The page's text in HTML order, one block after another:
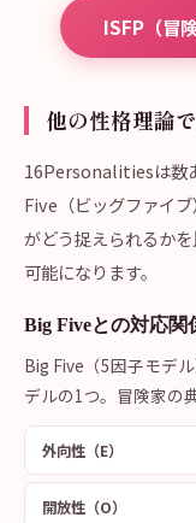
ISFP（冒
他の性格理論
16Personalitiesは数
Five（ビッグファイ
がどう捉えられるか
可能になります。
Big Fiveとの対応関
Big Five（5因子モデ
デルの1つ。冒険家の
外向性（E）
開放性（O）